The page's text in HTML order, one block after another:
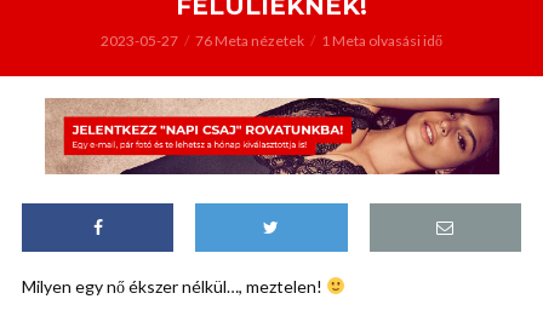
FELÜLIEKNEK!
2023-05-27 76 Meta nézetek 1 Meta olvasási idő
Milyen egy nő ékszer nélkül…, meztelen!